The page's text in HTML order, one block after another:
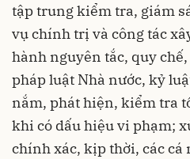
tập trung kiểm tra, giám
vụ chính trị và công tác
hành nguyên tắc, quy
pháp luật Nhà nước, kỷ
nắm, phát hiện, kiểm tra
khi có dấu hiệu vi phạm;
chính xác, kịp thời, các